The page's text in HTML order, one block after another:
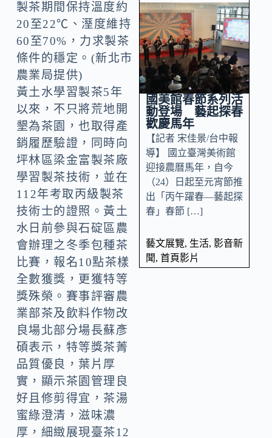
製茶期間保持溫度約
20至22℃、溼度維持
60至70%，力求製茶
條件的穩定。(新北市
農業局提供)
黃土水學習製茶5年
以來，不只將荒地開
墾為茶園，也取得產
銷履歷驗證，同時向
坪林區梁金富製茶廠
學習製茶技術，並在
112年考取丙級製茶
技術士的證照。黃土
水日前參與石碇區農
會辦理之冬季包種茶
比賽，報名10點茶樣
全數獲獎，更獲特等
獎殊榮。賽事評審農
業部茶及飲料作物改
良場北部分場長蘇彥
碩表示，特等獎茶菁
品質優良，葉片厚
實，顯示茶園管理良
好且修剪得宜，茶湯
蜜綠澄清，滋味濃
厚，細緻展現臺茶12
國美館春節系列活
動登場 藝起探春
歡慶馬年
【記者 宋佳景/台中報
導】 國立臺灣美術館
迎接農曆馬年，自今
（24）日起至元宵節推
出「丙午躍春—藝起探
春」春節 […]
藝文展覽, 生活, 影音新
聞, 首頁影片